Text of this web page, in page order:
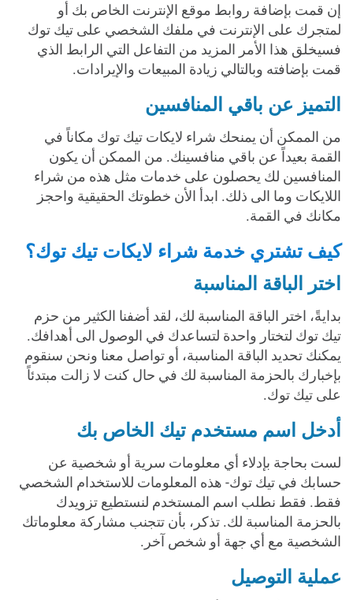
إن قمت بإضافة روابط موقع الإنترنت الخاص بك أو
لمتجرك على الإنترنت في ملفك الشخصي على تيك توك
فسيخلق هذا الأمر المزيد من التفاعل التي الرابط الذي
قمت بإضافته وبالتالي زيادة المبيعات والإيرادات.
التميز عن باقي المنافسين
من الممكن أن يمنحك شراء لايكات تيك توك مكاناً في
القمة بعيداً عن باقي منافسينك. من الممكن أن يكون
المنافسين لك يحصلون على خدمات مثل هذه من شراء
اللايكات وما الى ذلك. ابدأ الأن خطوتك الحقيقية واحجز
مكانك في القمة.
كيف تشتري خدمة شراء لايكات تيك توك؟
اختر الباقة المناسبة
بدايةً، اختر الباقة المناسبة لك، لقد أضفنا الكثير من حزم
تيك توك لتختار واحدة لتساعدك في الوصول الى أهدافك.
يمكنك تحديد الباقة المناسبة، أو تواصل معنا ونحن سنقوم
بإخبارك بالحزمة المناسبة لك في حال كنت لا زالت مبتدئاً
على تيك توك.
أدخل اسم مستخدم تيك الخاص بك
لست بحاجة بإدلاء أي معلومات سرية أو شخصية عن
حسابك في تيك توك- هذه المعلومات للاستخدام الشخصي
فقط. فقط نطلب اسم المستخدم لنستطيع تزويدك
بالحزمة المناسبة لك. تذكر، بأن تتجنب مشاركة معلوماتك
الشخصية مع أي جهة أو شخص آخر.
عملية التوصيل